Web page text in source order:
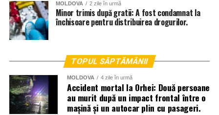
MOLDOVA 2 zile în urmă
Minor trimis după gratii: A fost condamnat la
închisoare pentru distribuirea drogurilor.
TOPUL SĂPTĂMÂNII
MOLDOVA 4 zile în urmă
Accident mortal la Orhei: Două persoane
au murit după un impact frontal între o
mașină și un autocar plin cu pasageri.